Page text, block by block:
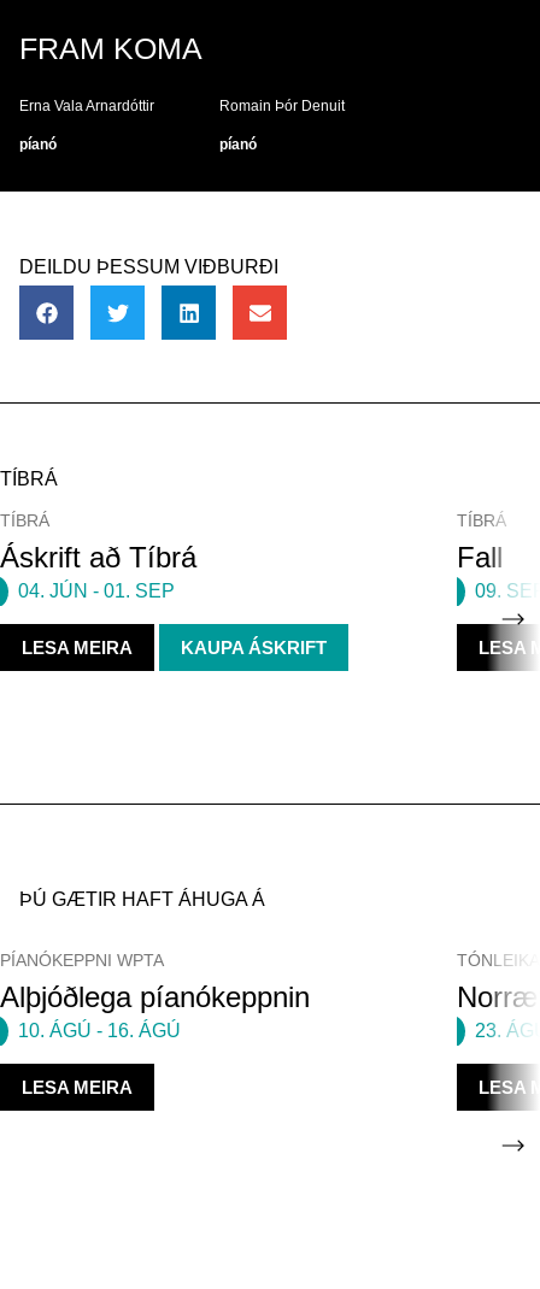
FRAM KOMA
Erna Vala Arnardóttir
píanó
Romain Þór Denuit
píanó
DEILDU ÞESSUM VIÐBURÐI
TÍBRÁ
TÍBRÁ
Áskrift að Tíbrá
04. JÚN - 01. SEP
LESA MEIRA KAUPA ÁSKRIFT
TÍBRÁ
Fall
09.
LESA
ÞÚ GÆTIR HAFT ÁHUGA Á
PÍANÓKEPPNI WPTA
Alþjóðlega píanókeppnin
10. ÁGÚ - 16. ÁGÚ
LESA MEIRA
23.
LESA